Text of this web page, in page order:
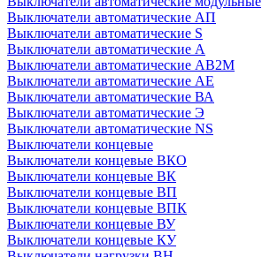
Выключатели автоматические АП
Выключатели автоматические S
Выключатели автоматические А
Выключатели автоматические АВ2М
Выключатели автоматические АЕ
Выключатели автоматические ВА
Выключатели автоматические Э
Выключатели автоматические NS
Выключатели концевые
Выключатели концевые ВКО
Выключатели концевые ВК
Выключатели концевые ВП
Выключатели концевые ВПК
Выключатели концевые ВУ
Выключатели концевые КУ